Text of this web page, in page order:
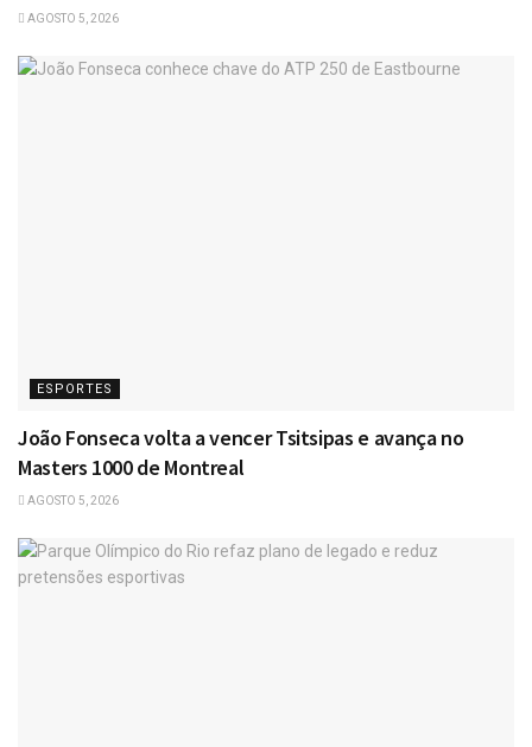
AGOSTO 5, 2026
ESPORTES
João Fonseca volta a vencer Tsitsipas e avança no
Masters 1000 de Montreal
AGOSTO 5, 2026